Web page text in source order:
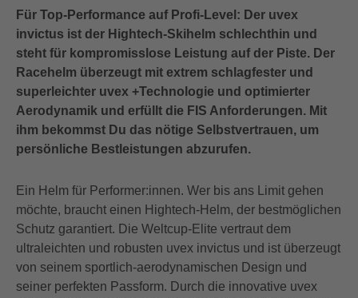
Für Top-Performance auf Profi-Level: Der uvex
invictus ist der Hightech-Skihelm schlechthin und
steht für kompromisslose Leistung auf der Piste. Der
Racehelm überzeugt mit extrem schlagfester und
superleichter uvex +Technologie und optimierter
Aerodynamik und erfüllt die FIS Anforderungen. Mit
ihm bekommst Du das nötige Selbstvertrauen, um
persönliche Bestleistungen abzurufen.
Ein Helm für Performer:innen. Wer bis ans Limit gehen
möchte, braucht einen Hightech-Helm, der bestmöglichen
Schutz garantiert. Die Weltcup-Elite vertraut dem
ultraleichten und robusten uvex invictus und ist überzeugt
von seinem sportlich-aerodynamischen Design und
seiner perfekten Passform. Durch die innovative uvex